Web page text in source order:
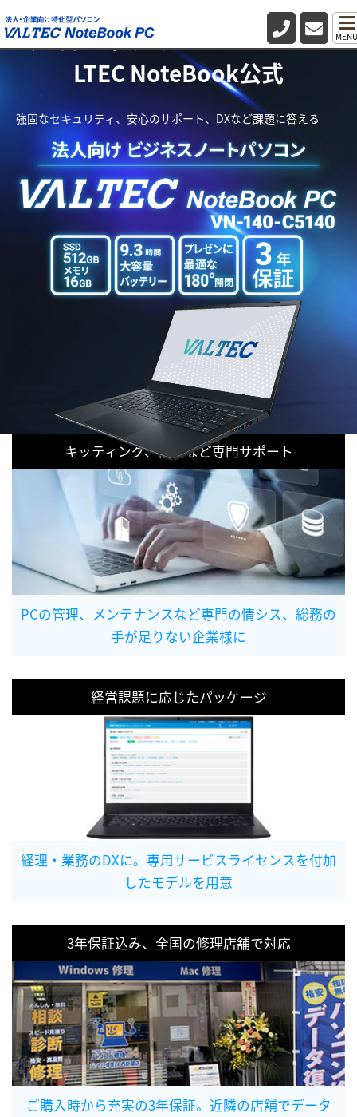
MENU
法人向け業務用パソコン・PC VA
LTEC NoteBook公式
強固なセキュリティ、安心のサポート、DXなど課題に答える
キッティング、修理など専門サポート
PCの管理、メンテナンスなど専門の情シス、総務の
手が足りない企業様に
経営課題に応じたパッケージ
経理・業務のDXに。専用サービスライセンスを付加
したモデルを用意
3年保証込み、全国の修理店舗で対応
ご購入時から充実の3年保証。近隣の店舗でデータ